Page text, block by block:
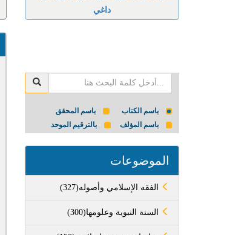
داغي
باسم الكتاب
باسم المحقق
باسم المؤلف
بالترقيم الموحد
الموضوعات